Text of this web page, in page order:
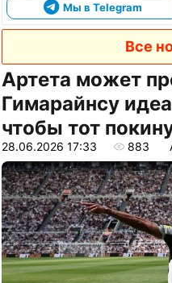
Мы в Telegram
Все
Артета может
Гимарайнсу
чтобы тот
28.06.2026 17:33 883